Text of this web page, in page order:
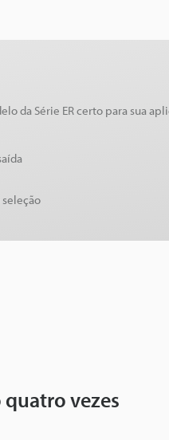
da Série ER certo para sua
vezes